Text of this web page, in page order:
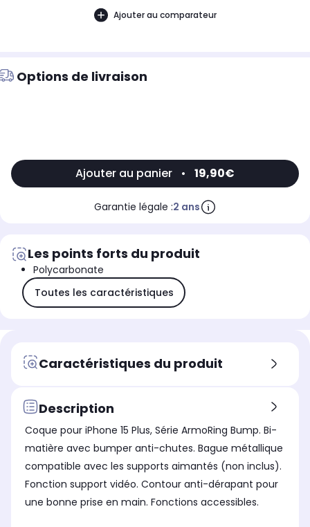
Ajouter au comparateur
Options de livraison
Ajouter au panier • 19,90€
Garantie légale :2 ans
Les points forts du produit
Polycarbonate
Toutes les caractéristiques
Caractéristiques du produit
Description
Coque pour iPhone 15 Plus, Série ArmoRing Bump. Bi-
matière avec bumper anti-chutes. Bague métallique
compatible avec les supports aimantés (non inclus).
Fonction support vidéo. Contour anti-dérapant pour
une bonne prise en main. Fonctions accessibles.